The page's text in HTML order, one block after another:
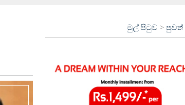
මුල් පිටුව >පුවත්